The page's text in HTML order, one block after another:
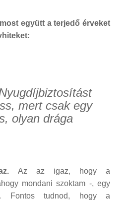
együtt a terjedő érveket
mert csak egy
olyan drága
Az az igaz, hogy a
mondani szoktam -, egy
Fontos tudnod, hogy a